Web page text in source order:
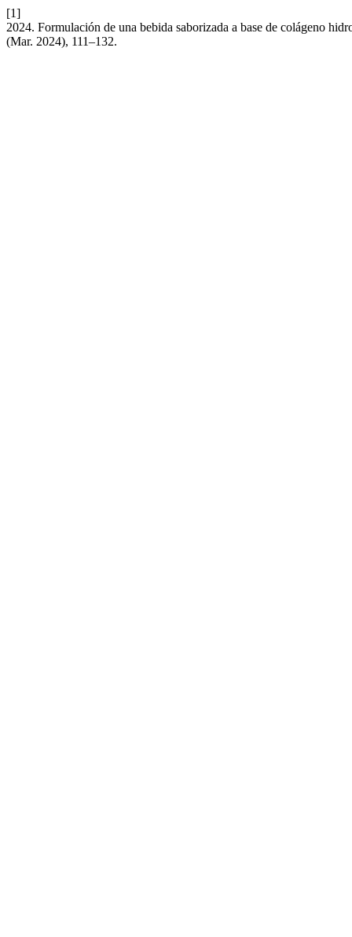
[1]
2024. Formulación de una bebida saborizada a base de colágeno
(Mar. 2024), 111–132.